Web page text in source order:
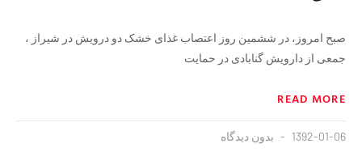
صبح امروز، در ششمین روز اعتصاب غذای خشک دو درویش در شیراز ،
جمعی از دارویش گنابادی در حمایت
READ MORE
1392-01-06 بدون دیدگاه